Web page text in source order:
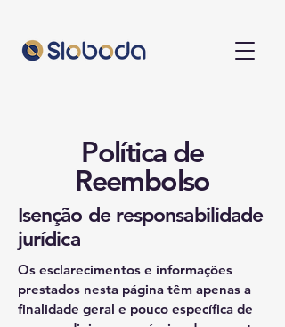
Política de
Reembolso
Isenção de responsabilidade
jurídica
Os esclarecimentos e informações
prestados nesta página têm apenas a
finalidade geral e pouco específica de